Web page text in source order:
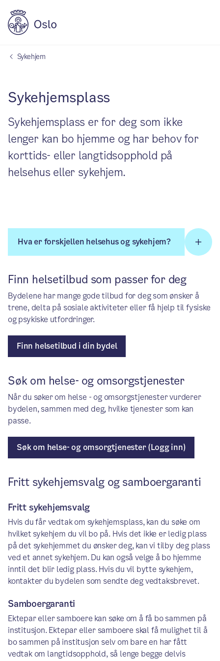
Sykehjem
Sykehjemsplass
Sykehjemsplass er for deg som ikke
lenger kan bo hjemme og har behov for
korttids- eller langtidsopphold på
helsehus eller sykehjem.
Hva er forskjellen helsehus og sykehjem?
Finn helsetilbud som passer for deg
Bydelene har mange gode tilbud for deg som ønsker å
trene, delta på sosiale aktiviteter eller få hjelp til fysiske
og psykiske utfordringer.
Finn helsetilbud i din bydel
Søk om helse- og omsorgstjenester
Når du søker om helse - og omsorgstjenester vurderer
bydelen, sammen med deg, hvilke tjenester som kan
passe.
Søk om helse- og omsorgtjenester (Logg inn)
Fritt sykehjemsvalg og samboergaranti
Fritt sykehjemsvalg
Hvis du får vedtak om sykehjemsplass, kan du søke om
hvilket sykehjem du vil bo på. Hvis det ikke er ledig plass
på det sykehjemmet du ønsker deg, kan vi tilby deg plass
ved et annet sykehjem. Du kan også velge å bo hjemme
inntil det blir ledig plass. Hvis du vil bytte sykehjem,
kontakter du bydelen som sendte deg vedtaksbrevet.
Samboergaranti
Ektepar eller samboere kan søke om å få bo sammen på
institusjon. Ektepar eller samboere skal få mulighet til å
bo sammen på institusjon selv om bare en har fått
vedtak om langtidsopphold, så lenge begge delvis